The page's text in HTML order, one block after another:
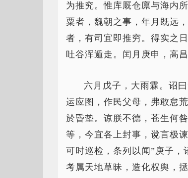
为推究。惟库厩仓廪与海内
粟者，魏朝之事，年月既远
者，有司宜即推穷。得实之
吐谷浑遁走。闰月庚申，高
六月戊子，大雨霖。诏
运应图，作民父母，弗敢怠
於昏垫。谅朕不德，苍生何
等，今宜各上封事，谠言极
可时巡检，条列以闻”庚子，
考属天地草昧，造化权舆，